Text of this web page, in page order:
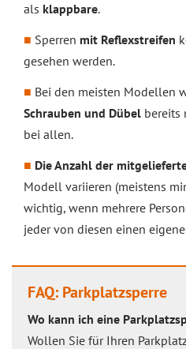
als klappbare.
Sperren mit Reflexstreifen
gesehen werden.
Bei den meisten Modellen
Schrauben und Dübel bereits
bei allen.
Die Anzahl der
Modell variieren (meistens
wichtig, wenn mehrere
jeder von diesen einen
FAQ: Parkplatzsperre
Wo kann ich eine
Wollen Sie für Ihren